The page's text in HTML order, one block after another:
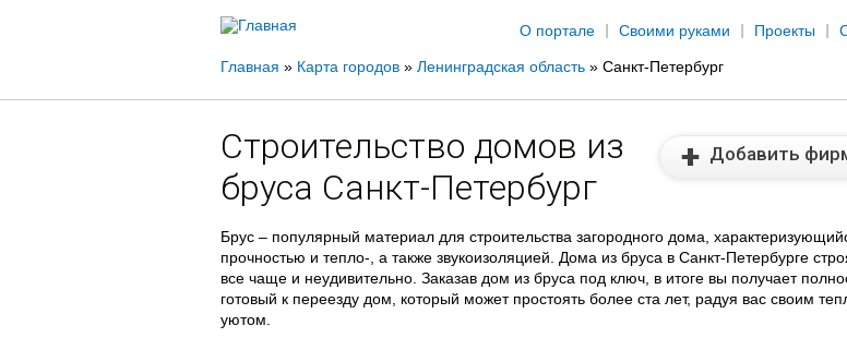
О портале
Своими руками Проекты
Вы
здесь
Главная » Карта городов » Ленинградская область » Санкт-Петербург
Строительство домов из
бруса Санкт-Петербург
Добавить
Брус – популярный материал для строительства загородного дома,
прочностью и тепло-, а также звукоизоляцией. Дома из бруса в Санкт-Петербурге
все чаще и неудивительно. Заказав дом из бруса под ключ, в итоге вы получает
готовый к переезду дом, который может простоять более ста лет, радуя вас своим
уютом.